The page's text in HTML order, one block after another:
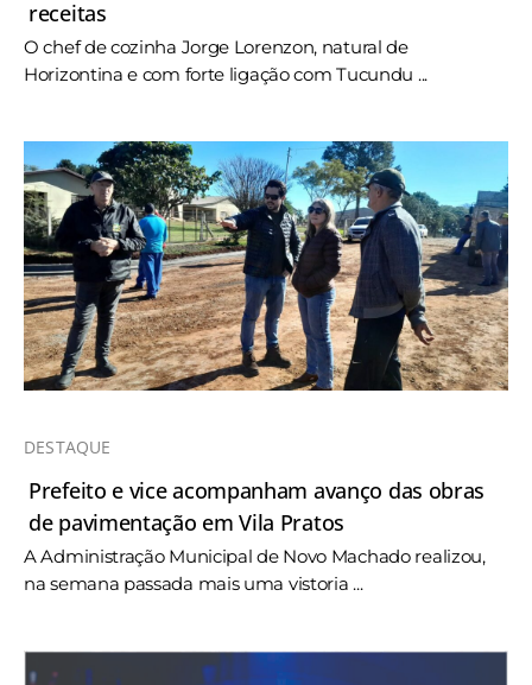
receitas
O chef de cozinha Jorge Lorenzon, natural de
Horizontina e com forte ligação com Tucundu ...
DESTAQUE
Prefeito e vice acompanham avanço das obras
de pavimentação em Vila Pratos
A Administração Municipal de Novo Machado realizou,
na semana passada mais uma vistoria ...